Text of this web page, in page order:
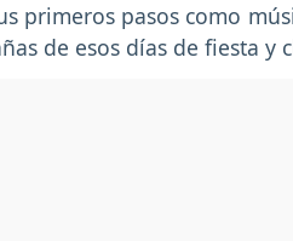
primeros pasos como
de esos días de fiesta y